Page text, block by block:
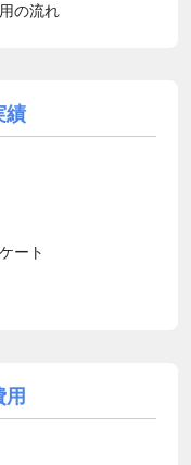
の流れ
績
ート
用